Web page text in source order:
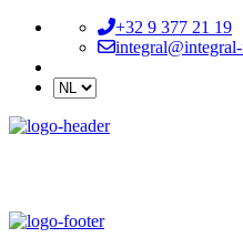
+32 9 377 21 19